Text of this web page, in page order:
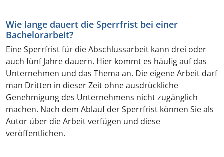
Wie lange dauert die Sperrfrist bei einer
Bachelorarbeit?
Eine Sperrfrist für die Abschlussarbeit kann drei oder
auch fünf Jahre dauern. Hier kommt es häufig auf das
Unternehmen und das Thema an. Die eigene Arbeit darf
man Dritten in dieser Zeit ohne ausdrückliche
Genehmigung des Unternehmens nicht zugänglich
machen. Nach dem Ablauf der Sperrfrist können Sie als
Autor über die Arbeit verfügen und diese
veröffentlichen.